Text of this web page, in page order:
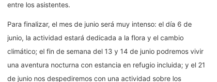
entre los asistentes.
Para finalizar, el mes de junio será muy intenso: el día 6 de
junio, la actividad estará dedicada a la flora y el cambio
climático; el fin de semana del 13 y 14 de junio podremos vivir
una aventura nocturna con estancia en refugio incluida; y el 21
de junio nos despediremos con una actividad sobre los